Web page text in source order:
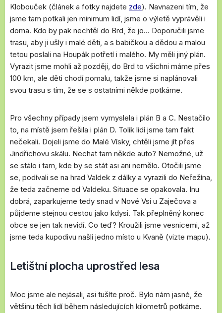
Klobouček (článek a fotky najdete zde). Navnazeni tím, že
jsme tam potkali jen minimum lidí, jsme o výletě vyprávěli i
doma. Kdo by pak nechtěl do Brd, že jo… Doporučili jsme
trasu, aby ji ušly i malé děti, a s babičkou a dědou a malou
tetou poslali na Houpák potřetí i malého. My měli jiný plán.
Vyrazit jsme mohli až později, do Brd to všichni máme přes
100 km, ale děti chodí pomalu, takže jsme si naplánovali
svou trasu s tím, že se s ostatními někde potkáme.
Pro všechny případy jsem vymyslela i plán B a C. Nestačilo
to, na místě jsem řešila i plán D. Tolik lidí jsme tam fakt
nečekali. Dojeli jsme do Malé Vísky, chtěli jsme jít přes
Jindřichovu skálu. Nechat tam někde auto? Nemožné, už
se stálo i tam, kde by se stát asi ani nemělo. Otočili jsme
se, podívali se na hrad Valdek z dálky a vyrazili do Neřežína,
že teda začneme od Valdeku. Situace se opakovala. Inu
dobrá, zaparkujeme tedy snad v Nové Vsi u Zaječova a
půjdeme stejnou cestou jako kdysi. Tak přeplněný konec
obce se jen tak nevidí. Co teď? Kroužili jsme vesnicemi, až
jsme teda kupodivu našli jedno místo u Kvaně (vizte mapu).
Letištní plocha uprostřed lesa
Moc jsme ale nejásali, asi tušíte proč. Bylo nám jasné, že
většinu těch lidí během následujících kilometrů potkáme.